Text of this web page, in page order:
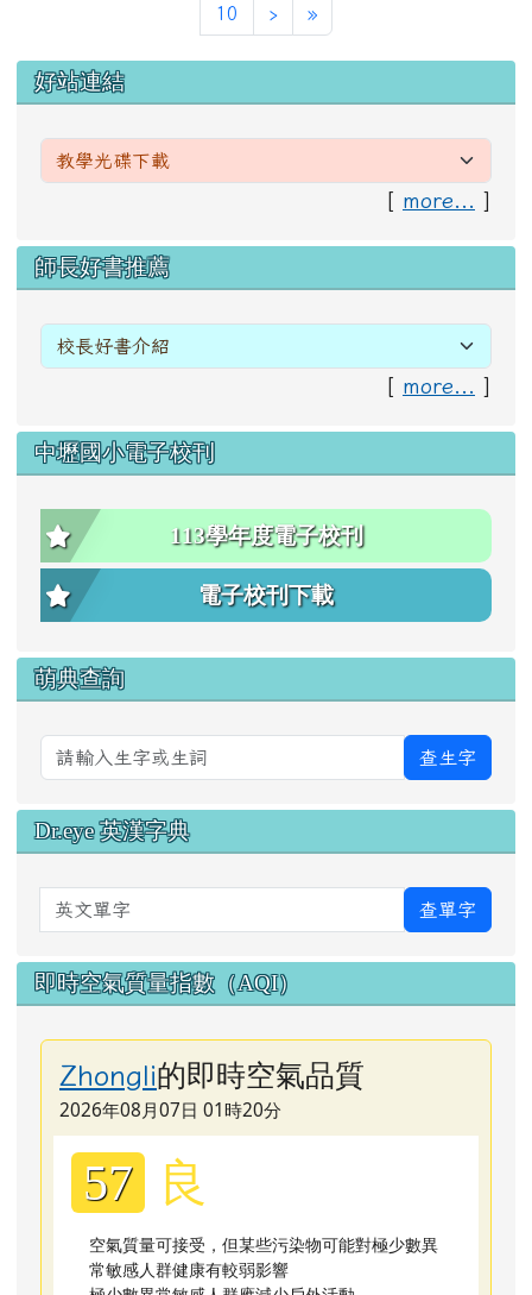
10 ›下一頁
»最後頁
左邊區域內容
好站連結
[ more... ]
右邊區域內容
師長好書推薦
[ more... ]
中壢國小電子校刊
113學年度電子校刊
電子校刊下載
萌典查詢
查生字
Dr.eye 英漢字典
英文單字 查單字
即時空氣質量指數（AQI）
Zhongli的即時空氣品質
2026年08月07日 01時20分
57 良
空氣質量可接受，但某些污染物可能對極少數異
常敏感人群健康有較弱影響